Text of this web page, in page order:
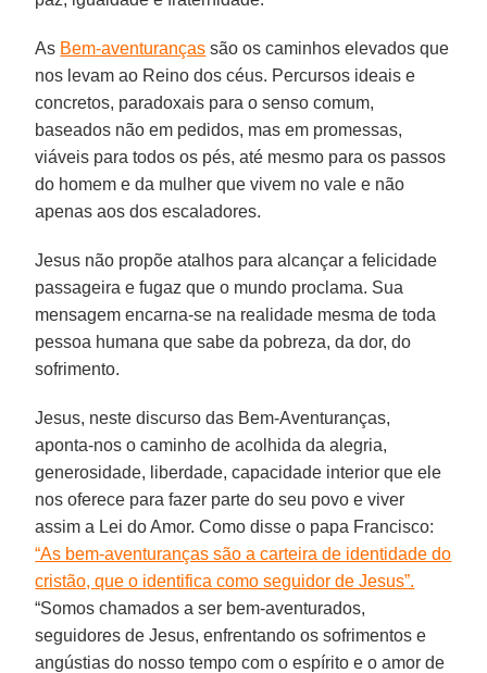
As Bem-aventuranças são os caminhos elevados que
nos levam ao Reino dos céus. Percursos ideais e
concretos, paradoxais para o senso comum,
baseados não em pedidos, mas em promessas,
viáveis para todos os pés, até mesmo para os passos
do homem e da mulher que vivem no vale e não
apenas aos dos escaladores.
Jesus não propõe atalhos para alcançar a felicidade
passageira e fugaz que o mundo proclama. Sua
mensagem encarna-se na realidade mesma de toda
pessoa humana que sabe da pobreza, da dor, do
sofrimento.
Jesus, neste discurso das Bem-Aventuranças,
aponta-nos o caminho de acolhida da alegria,
generosidade, liberdade, capacidade interior que ele
nos oferece para fazer parte do seu povo e viver
assim a Lei do Amor. Como disse o papa Francisco:
“As bem-aventuranças são a carteira de identidade do
cristão, que o identifica como seguidor de Jesus”.
“Somos chamados a ser bem-aventurados,
seguidores de Jesus, enfrentando os sofrimentos e
angústias do nosso tempo com o espírito e o amor de